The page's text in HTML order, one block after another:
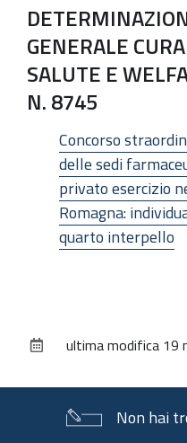
GENERALE
SALUTE E
N. 8745
Concorso
delle sedi
privato esercizio
Romagna:
quarto interpello
documentoultima modifica 19
Non hai